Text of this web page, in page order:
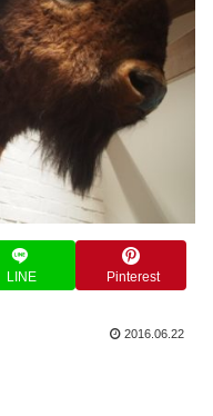
LINE Pinterest
2016.06.22